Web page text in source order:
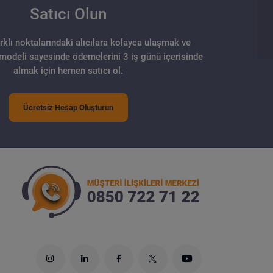
Satıcı Olun
noktalarındaki alıcılara kolayca ulaşmak ve
sayesinde ödemelerini 3 iş günü içerisinde
almak için hemen satıcı ol.
Ücretsiz Hesap Oluşturun